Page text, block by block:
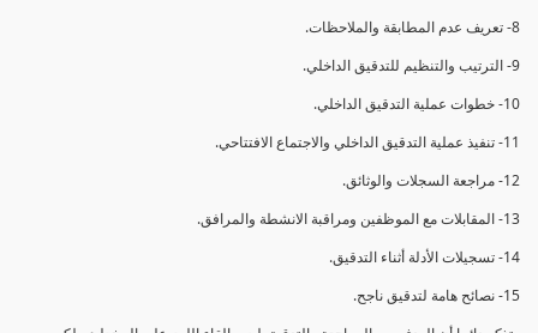
8- تعريف عدم المطابقة والملاحظات.
9- الترتيب والتنظيم للتدقيق الداخلي.
10- خطوات عملية التدقيق الداخلي.
11- تنفيذ عملية التدقيق الداخلي والاجتماع الافتتاحي.
12- مراجعة السجلات والوثائق.
13- المقابلات مع الموظفين ومراقبة الانشطة والمرافق.
14- تسجيلات الأدلة أثناء التدقيق.
15- نصائح هامة لتدقيق ناجح.